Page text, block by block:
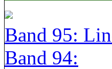
Band 95:
Band 94: